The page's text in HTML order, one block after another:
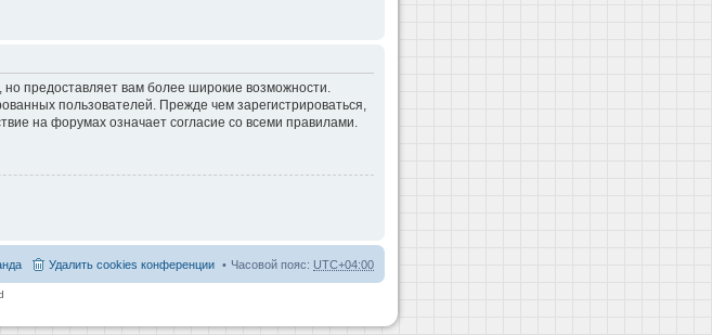
предоставляет вам более широкие возможности.
пользователей. Прежде чем зарегистрироваться,
на форумах означает согласие со всеми правилами.
Часовой пояс: UTC+04:00
Удалить cookies конференции